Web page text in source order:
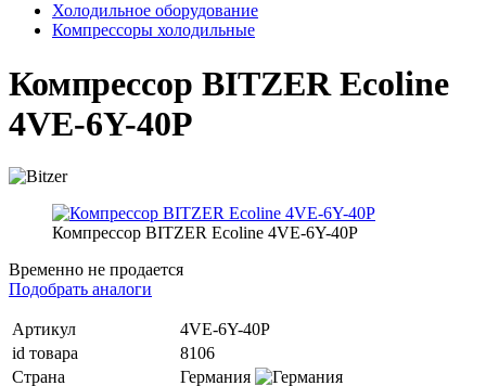
Холодильное оборудование
Компрессоры холодильные
Компрессор BITZER Ecoline
4VE-6Y-40P
Компрессор BITZER Ecoline 4VE-6Y-40P
Временно не продается
Подобрать аналоги
Артикул
4VE-6Y-40P
id товара
8106
Страна
Германия